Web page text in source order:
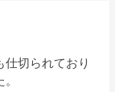
仕切られており